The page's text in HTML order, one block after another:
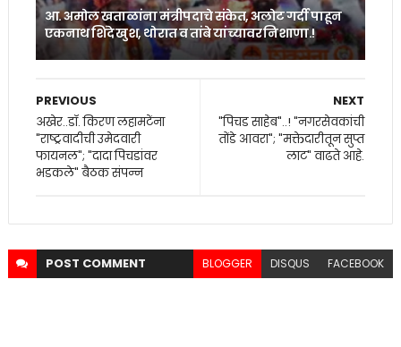
आ. अमोल खताळांना मंत्रीपदाचे संकेत, अलोट गर्दी पाहून
एकनाथ शिंदे खुश, थोरात व तांबे यांच्यावर निशाणा.!
NEXT
"पिचड साहेब"..! "नगरसेवकांची
तोंडे आवरा"; "मक्तेदारीतून सुप्त
लाट" वाढते आहे.
PREVIOUS
अखेर..डॉ. किरण लहामटेंना
"राष्ट्रवादीची उमेदवारी
फायनल"; "दादा पिचडांवर
भडकले" बैठक संपन्न
POST COMMENT BLOGGER DISQUS FACEBOOK